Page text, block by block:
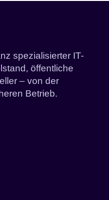
spezialisierter IT-
öffentliche
– von der
Betrieb.